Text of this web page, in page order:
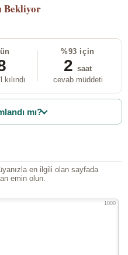
Bekliyor
kılındı
%93 için
2 saat
cevab müddeti
mı?
en ilgili olan sayfada
emin olun.
1000